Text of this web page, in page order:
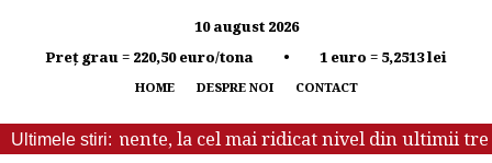
10 august 2026
Preț grau = 220,50 euro/tona • 1 euro = 5,2513 lei
HOME DESPRE NOI CONTACT
Ultimele stiri:
la alimente, la cel mai ridicat nivel din ultimii trei ani